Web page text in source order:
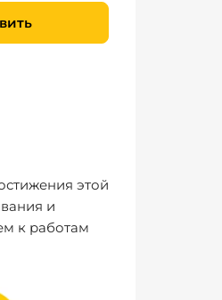
этой
и
к работам